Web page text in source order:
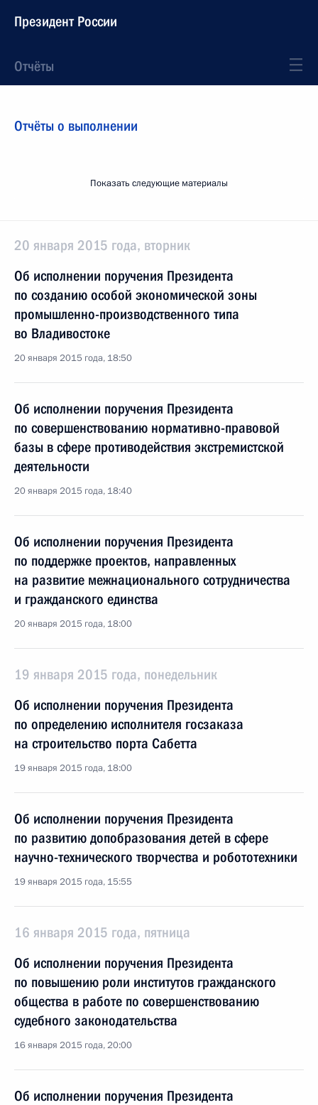
Президент России
Отчёты
Отчёты о выполнении
Показать следующие материалы
20 января 2015 года, вторник
Об исполнении поручения Президента
по созданию особой экономической зоны
промышленно-производственного типа
во Владивостоке
20 января 2015 года, 18:50
Об исполнении поручения Президента
по совершенствованию нормативно-правовой
базы в сфере противодействия экстремистской
деятельности
20 января 2015 года, 18:40
Об исполнении поручения Президента
по поддержке проектов, направленных
на развитие межнационального сотрудничества
и гражданского единства
20 января 2015 года, 18:00
19 января 2015 года, понедельник
Об исполнении поручения Президента
по определению исполнителя госзаказа
на строительство порта Сабетта
19 января 2015 года, 18:00
Об исполнении поручения Президента
по развитию допобразования детей в сфере
научно-технического творчества и робототехники
19 января 2015 года, 15:55
16 января 2015 года, пятница
Об исполнении поручения Президента
по повышению роли институтов гражданского
общества в работе по совершенствованию
судебного законодательства
16 января 2015 года, 20:00
Об исполнении поручения Президента